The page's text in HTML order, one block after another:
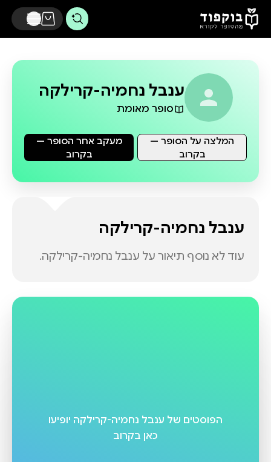
דלג לתוכן הראשי
ענבל נחמיה-קרילקה
סופר מאומת
מעקב אחר הסופר —
בקרוב
המלצה על הסופר —
בקרוב
ענבל נחמיה-קרילקה
עוד לא נוסף תיאור על ענבל נחמיה-קרילקה.
הפוסטים של ענבל נחמיה-קרילקה יופיעו
כאן בקרוב